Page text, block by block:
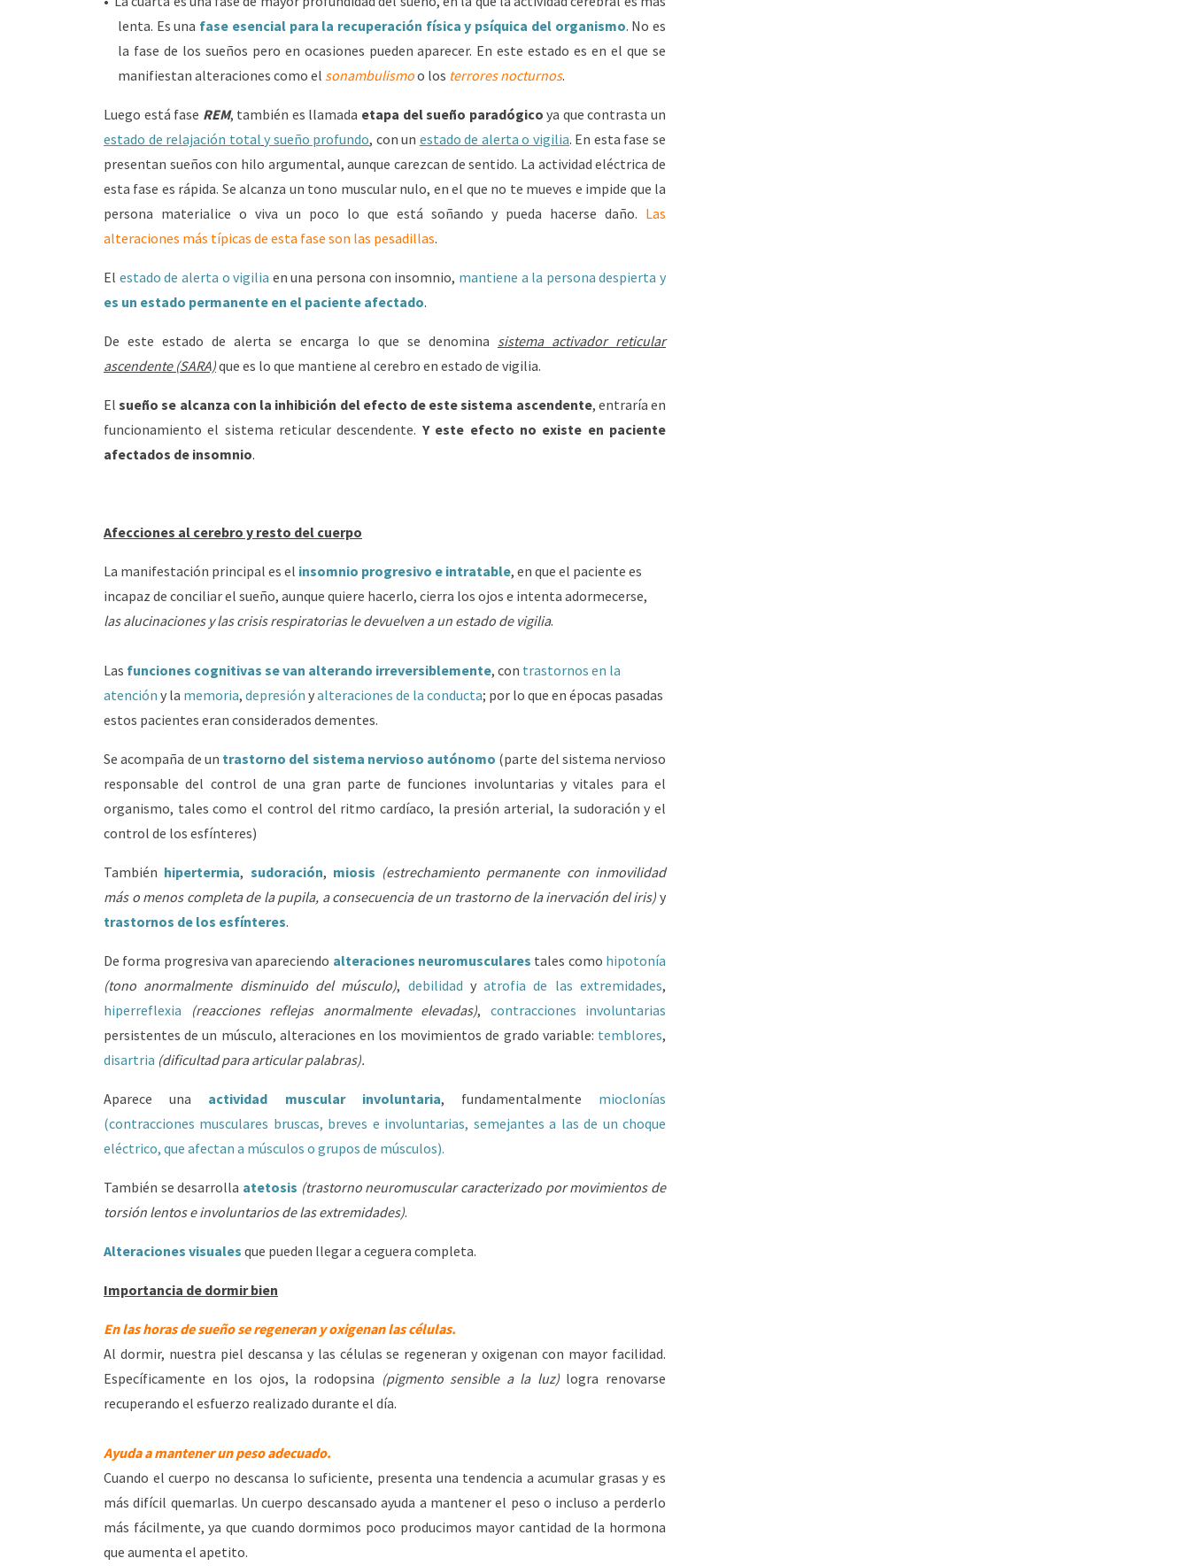
lenta. Es una fase esencial para la recuperación física y psíquica del organismo. No es
la fase de los sueños pero en ocasiones pueden aparecer. En este estado es en el que se
manifiestan alteraciones como el sonambulismoo los terrores nocturnos.
Luego está fase REM, también es llamada etapa del sueño paradógico ya que contrasta un
estado de relajación total y sueño profundo, con un estado de alerta o vigilia. En esta fase se
presentan sueños con hilo argumental, aunque carezcan de sentido. La actividad eléctrica de
esta fase es rápida. Se alcanza un tono muscular nulo, en el que no te mueves e impide que la
persona materialice o viva un poco lo que está soñando y pueda hacerse daño. Las
alteraciones más típicas de esta fase son las pesadillas.
El estado de alerta o vigilia en una persona con insomnio, mantiene a la persona despierta y
es un estado permanente en el paciente afectado.
De este estado de alerta se encarga lo que se denomina sistema activador reticular
ascendente (SARA)que es lo que mantiene al cerebro en estado de vigilia.
Elsueño se alcanza con la inhibición del efecto de este sistema ascendente, entraría en
funcionamiento el sistema reticular descendente. Y este efecto no existe en paciente
afectados de insomnio.
Afecciones al cerebro y resto del cuerpo
La manifestación principal es el insomnio progresivo e intratable, en que el paciente es
incapaz de conciliar el sueño, aunque quiere hacerlo, cierra los ojos e intenta adormecerse,
las alucinaciones y las crisis respiratorias le devuelven a un estado de vigilia.
Las funciones cognitivas se van alterando irreversiblemente, con trastornos en la
atención y la memoria, depresión yalteraciones de la conducta; por lo que en épocas pasadas
estos pacientes eran considerados dementes.
Se acompaña de un trastorno del sistema nervioso autónomo (parte del sistema nervioso
responsable del control de una gran parte de funciones involuntarias y vitales para el
organismo, tales como el control del ritmo cardíaco, la presión arterial, la sudoración y el
control de los esfínteres)
También hipertermia, sudoración, miosis (estrechamiento permanente con inmovilidad
más o menos completa de la pupila, a consecuencia de un trastorno de la inervación del iris) y
trastornos de los esfínteres.
De forma progresiva van apareciendo alteraciones neuromusculares tales como hipotonía
(tono anormalmente disminuido del músculo), debilidad yatrofia de las extremidades,
hiperreflexia (reacciones reflejas anormalmente elevadas), contracciones involuntarias
persistentes de un músculo, alteraciones en los movimientos de grado variable: temblores,
disartria (dificultad para articular palabras).
Aparece una actividad muscular involuntaria, fundamentalmente mioclonías
(contracciones musculares bruscas, breves e involuntarias, semejantes a las de un choque
eléctrico, que afectan a músculos o grupos de músculos).
También se desarrolla atetosis (trastorno neuromuscular caracterizado por movimientos de
torsión lentos e involuntarios de las extremidades).
Alteraciones visuales que pueden llegar a ceguera completa.
Importancia de dormir bien
En las horas de sueño se regeneran y oxigenan las células.
Al dormir, nuestra piel descansa y las células se regeneran y oxigenan con mayor facilidad.
Específicamente en los ojos, la rodopsina (pigmento sensible a la luz)logra renovarse
recuperando el esfuerzo realizado durante el día.
Ayuda a mantener un peso adecuado.
Cuando el cuerpo no descansa lo suficiente, presenta una tendencia a acumular grasas y es
más difícil quemarlas. Un cuerpo descansado ayuda a mantener el peso o incluso a perderlo
más fácilmente, ya que cuando dormimos poco producimos mayor cantidad de la hormona
que aumenta el apetito.